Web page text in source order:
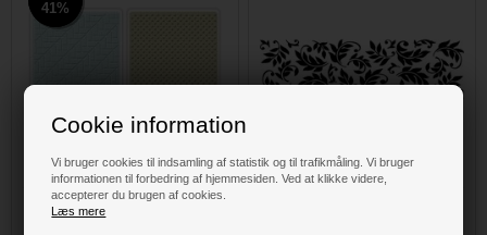
Cookie information
Vi bruger cookies til indsamling af statistik og til trafikmåling. Vi bruger
informationen til forbedring af hjemmesiden. Ved at klikke videre,
accepterer du brugen af cookies.
Læs mere
41%
41%
DKK85,00